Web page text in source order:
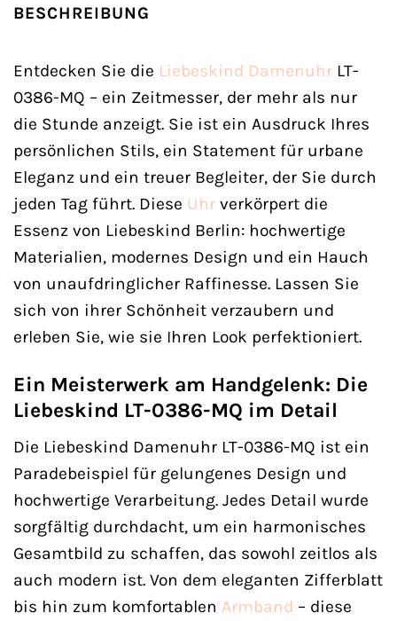
BESCHREIBUNG
Entdecken Sie die Liebeskind Damenuhr LT-
0386-MQ – ein Zeitmesser, der mehr als nur
die Stunde anzeigt. Sie ist ein Ausdruck Ihres
persönlichen Stils, ein Statement für urbane
Eleganz und ein treuer Begleiter, der Sie durch
jeden Tag führt. Diese Uhr verkörpert die
Essenz von Liebeskind Berlin: hochwertige
Materialien, modernes Design und ein Hauch
von unaufdringlicher Raffinesse. Lassen Sie
sich von ihrer Schönheit verzaubern und
erleben Sie, wie sie Ihren Look perfektioniert.
Ein Meisterwerk am Handgelenk: Die
Liebeskind LT-0386-MQ im Detail
Die Liebeskind Damenuhr LT-0386-MQ ist ein
Paradebeispiel für gelungenes Design und
hochwertige Verarbeitung. Jedes Detail wurde
sorgfältig durchdacht, um ein harmonisches
Gesamtbild zu schaffen, das sowohl zeitlos als
auch modern ist. Von dem eleganten Zifferblatt
bis hin zum komfortablen Armband – diese